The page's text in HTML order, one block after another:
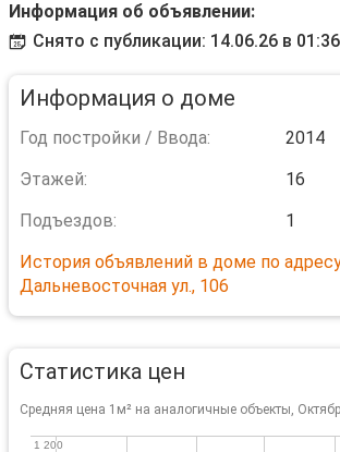
Информация об объявлении:
Снято с публикации: 14.06.26 в 01:36
Информация о доме
Год постройки / Ввода:
2014
Этажей:
16
Подъездов:
1
История объявлений в доме по
Дальневосточная ул., 106
Статистика цен
Средняя цена 1м² на аналогичные объекты,
1 200
1 200